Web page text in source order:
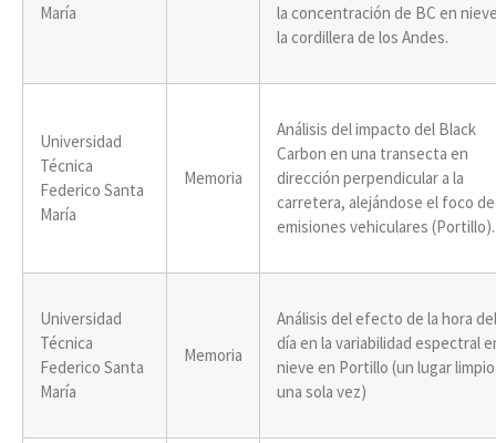
María
la concentración de BC en
la cordillera de los Andes.
Universidad
Técnica
Federico Santa
María
Memoria
Análisis del impacto del Black
Carbon en una transecta en
dirección perpendicular a la
carretera, alejándose el foco de
emisiones vehiculares (Portillo).
Universidad
Técnica
Federico Santa
María
Memoria
Análisis del efecto de la hora del
día en la variabilidad espectral
nieve en Portillo (un lugar
una sola vez)